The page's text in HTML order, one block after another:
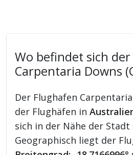
Wo befindet sich
Carpentaria Downs
Der Flughafen
der Flughäfen in
sich in der Nähe der Stadt
Geographisch liegt der